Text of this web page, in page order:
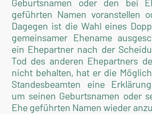
Geburtsnamen oder den bei
geführten Namen voranstellen
Dagegen ist die Wahl eines
gemeinsamer Ehename
ein Ehepartner nach der
Tod des anderen Ehepartners
nicht behalten, hat er die
Standesbeamten eine
um seinen Geburtsnamen oder
Ehe geführten Namen wieder